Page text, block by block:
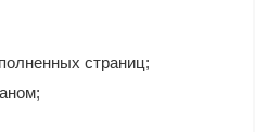
страниц;